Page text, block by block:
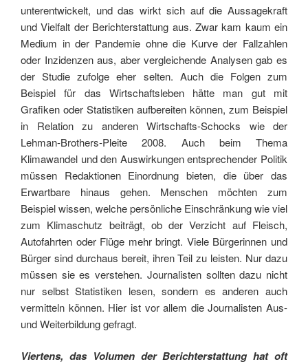
unterentwickelt, und das wirkt sich auf die Aussagekraft
und Vielfalt der Berichterstattung aus. Zwar kam kaum ein
Medium in der Pandemie ohne die Kurve der Fallzahlen
oder Inzidenzen aus, aber vergleichende Analysen gab es
der Studie zufolge eher selten. Auch die Folgen zum
Beispiel für das Wirtschaftsleben hätte man gut mit
Grafiken oder Statistiken aufbereiten können, zum Beispiel
in Relation zu anderen Wirtschafts-Schocks wie der
Lehman-Brothers-Pleite 2008. Auch beim Thema
Klimawandel und den Auswirkungen entsprechender Politik
müssen Redaktionen Einordnung bieten, die über das
Erwartbare hinaus gehen. Menschen möchten zum
Beispiel wissen, welche persönliche Einschränkung wie viel
zum Klimaschutz beiträgt, ob der Verzicht auf Fleisch,
Autofahrten oder Flüge mehr bringt. Viele Bürgerinnen und
Bürger sind durchaus bereit, ihren Teil zu leisten. Nur dazu
müssen sie es verstehen. Journalisten sollten dazu nicht
nur selbst Statistiken lesen, sondern es anderen auch
vermitteln können. Hier ist vor allem die Journalisten Aus-
und Weiterbildung gefragt.
Viertens, das Volumen der Berichterstattung hat oft